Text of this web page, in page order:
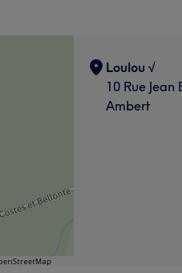
Loulou √
10 Rue Jean
Ambert